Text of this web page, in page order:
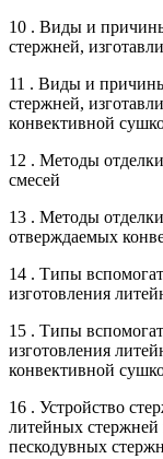
10 . Виды и
стержней,
11 . Виды и
стержней,
конвективной
12 . Методы
смесей
13 . Методы
отверждаемых
14 . Типы
изготовления
15 . Типы
изготовления
конвективной
16 . Устройство
литейных
пескодувных